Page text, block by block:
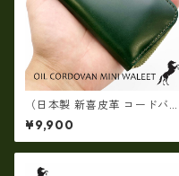
（日本製 新喜皮革 コードバ
ン）オイルコードバンラウン
ドファスナーミニ財布 tc-049
0
¥9,900